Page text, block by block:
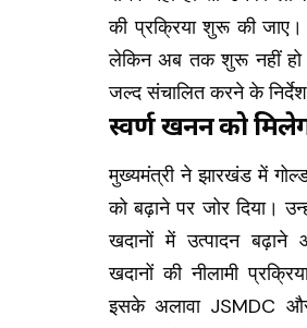
की प्रक्रिया शुरू की
लेकिन अब तक शुरू नहीं हो
जल्द संचालित करने के निर्देश
स्वर्ण खनन को
मुख्यमंत्री ने झारखंड में
को बढ़ाने पर जोर दिया।
खदानों में उत्पादन बढ़ाने
खदानों की नीलामी
इसके अलावा JSMDC